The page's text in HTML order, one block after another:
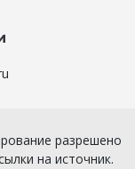
разрешено
на источник.